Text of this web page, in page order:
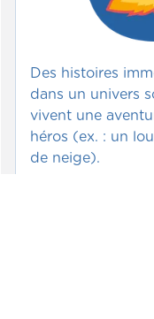
Des histoires
dans un univers
vivent une
héros (ex. : un
de neige).